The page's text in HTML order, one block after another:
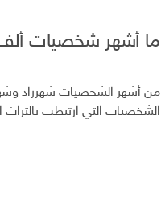
ما أشهر شخصيات ألف
من أشهر الشخصيات شهرزاد
الشخصيات التي ارتبطت بالتراث